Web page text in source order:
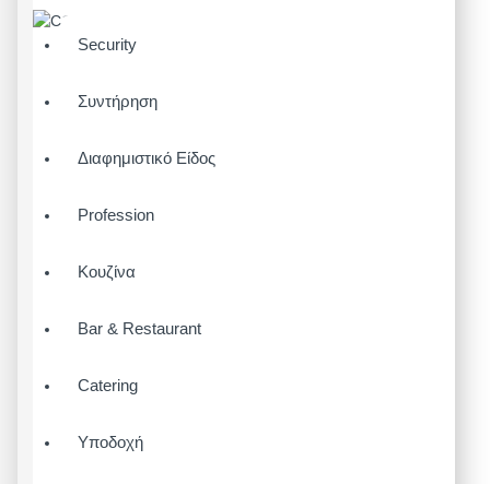
Security
Συντήρηση
Διαφημιστικό Είδος
Profession
Κουζίνα
Bar & Restaurant
Catering
Υποδοχή